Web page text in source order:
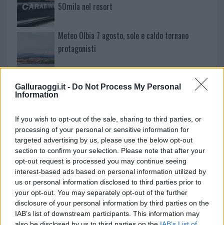
Galluraoggi.it - Do Not Process My Personal
Information
If you wish to opt-out of the sale, sharing to third parties, or
processing of your personal or sensitive information for
targeted advertising by us, please use the below opt-out
section to confirm your selection. Please note that after your
opt-out request is processed you may continue seeing
interest-based ads based on personal information utilized by
us or personal information disclosed to third parties prior to
your opt-out. You may separately opt-out of the further
disclosure of your personal information by third parties on the
IAB’s list of downstream participants. This information may
50mila nel resort
Meteo Olbia 7 agosto, sole e caldo tornano
protagonisti
Test tunnel Olbia: rampe chiuse ancora fino a
fine agosto
Aggius conquista la classifica delle mete più
amate dell’estate 2026